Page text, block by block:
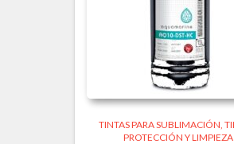
TINTAS PARA SUBLIMACIÓN
PROTECCIÓN Y LIMPIEZA